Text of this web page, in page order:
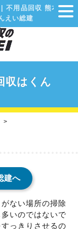
不用品回収 熊本｜く
えい総建
収はくん
建へ
ない場所の掃除
いのではないで
っきりさせるの